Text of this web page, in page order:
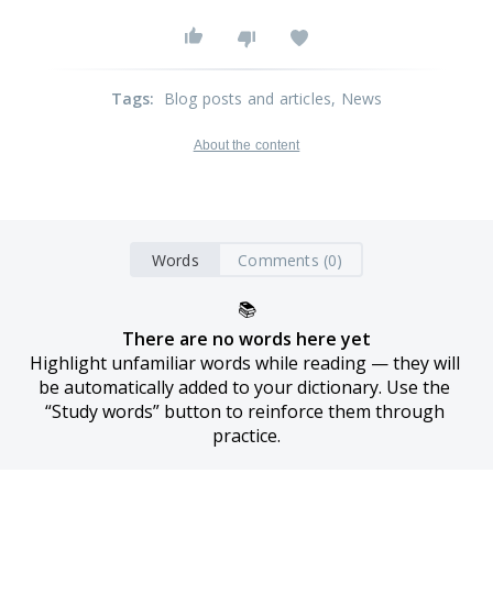
Tags: Blog posts and articles, News
About the content
Words Comments (0)
📚
There are no words here yet
Highlight unfamiliar words while reading — they will
be automatically added to your dictionary. Use the
“Study words” button to reinforce them through
practice.